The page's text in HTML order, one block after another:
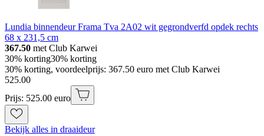
Lundia binnendeur Frama Tva 2A02 wit gegrondverfd opdek rechts
68 x 231,5 cm
367.50 met Club Karwei
30% korting30% korting
30% korting, voordeelprijs: 367.50 euro met Club Karwei
525.00
Prijs: 525.00 euro
Bekijk alles in draaideur